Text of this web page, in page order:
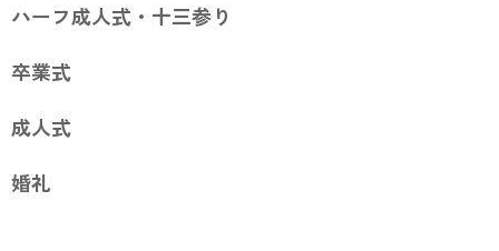
ハーフ成人式・十三参り
卒業式
成人式
婚礼